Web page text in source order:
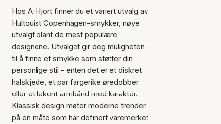
Hos A-Hjort finner du et variert utvalg av
Hultquist Copenhagen-smykker, nøye
utvalgt blant de mest populære
designene. Utvalget gir deg muligheten
til å finne et smykke som støtter din
personlige stil - enten det er et diskret
halskjede, et par fargerike øredobber
eller et lekent armbånd med karakter.
Klassisk design møter moderne trender
på en måte som har definert varemerket